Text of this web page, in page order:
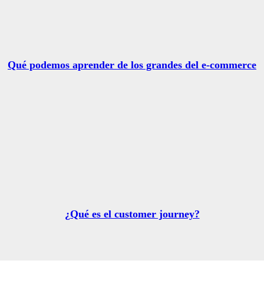
Qué podemos aprender de los grandes del e-commerce
¿Qué es el customer journey?